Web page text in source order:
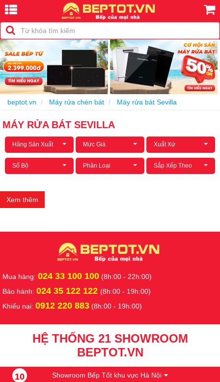
beptot.vn Máy rửa chén bát Máy rửa bát Sevilla
MÁY RỬA BÁT SEVILLA
Hãng Sản Xuất Mức Giá Xuất Xứ
Số Bộ Phân Loại Sắp Xếp Theo
Xem thêm
Mua hàng: 024 33 100 100 (8h:00 - 22h:00)
Bảo hành: 024 35 122 122 (8h:00 - 19h:00)
Khiếu nại: 0912 220 883 (8h:00 - 19h:00)
HỆ THỐNG 21 SHOWROOM
BEPTOT.VN
10 Showroom Bếp Tốt khu vực Hà Nội